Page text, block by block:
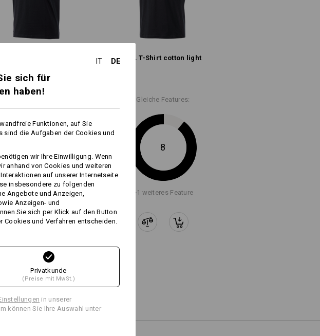
der Größenwahl beachten:
kann 3-5 % einlaufen.
Selbst gestalten Logoservice
sportlich schlanke Schnittführung an Taille,
e.s. T-Shirt cotton, slim fit
e.s. T-Shirt cotton light
+1 weiteres Feature
Gleiche Features:
8
+1 weiteres Feature
IT DE
sich für
haben!
Funktionen, auf Sie
sind die Aufgaben der Cookies und
wir Ihre Einwilligung. Wenn
anhand von Cookies und weiteren
auf unserer Internetseite
insbesondere zu folgenden
Angebote und Anzeigen,
Anzeigen- und
Sie sich per Klick auf den Button
Cookies und Verfahren entscheiden.
Privatkunde
(Preise mit MwSt.)
in unserer
können Sie Ihre Auswahl unter